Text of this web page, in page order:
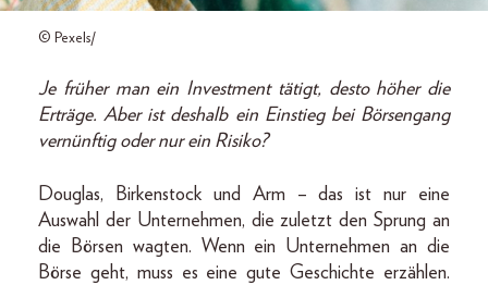
© Pexels/
Je früher man ein Investment tätigt, desto höher die
Erträge. Aber ist deshalb ein Einstieg bei Börsengang
vernünftig oder nur ein Risiko?
Douglas, Birkenstock und Arm – das ist nur eine
Auswahl der Unternehmen, die zuletzt den Sprung an
die Börsen wagten. Wenn ein Unternehmen an die
Börse geht, muss es eine gute Geschichte erzählen.